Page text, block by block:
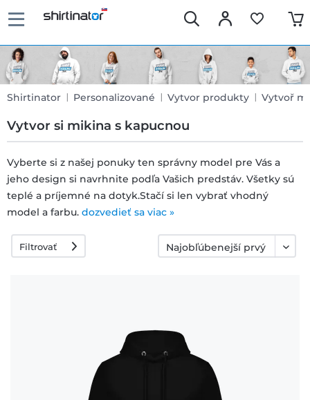
Shirtinator Personalizované Vytvor produkty Vytvoř
Vytvor si mikina s kapucnou
Rýchle
dodanie
30 dní
Vyberte si z našej ponuky ten správny model pre Vás a
jeho design si navrhnite podľa Vašich predstáv. Všetky sú
teplé a príjemné na dotyk.Stačí si len vybrať vhodný
model a farbu. dozvedieť sa viac »
Filtrovať